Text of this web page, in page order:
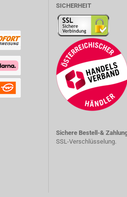
SICHERHEIT
Sichere Bestell-&
SSL-Verschlüsselung.